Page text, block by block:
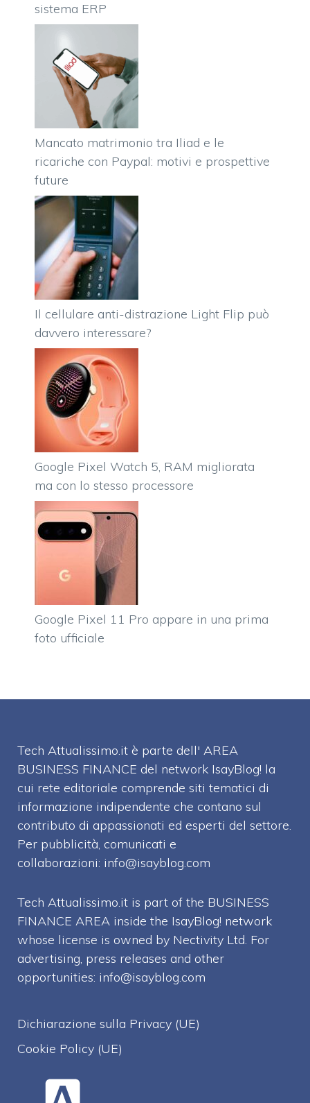
sistema ERP
Mancato matrimonio tra Iliad e le
ricariche con Paypal: motivi e prospettive
future
Il cellulare anti-distrazione Light Flip può
davvero interessare?
Google Pixel Watch 5, RAM migliorata
ma con lo stesso processore
Google Pixel 11 Pro appare in una prima
foto ufficiale
Tech Attualissimo.it è parte dell' AREA
BUSINESS FINANCE del network IsayBlog! la
cui rete editoriale comprende siti tematici di
informazione indipendente che contano sul
contributo di appassionati ed esperti del settore.
Per pubblicità, comunicati e
collaborazioni: info@isayblog.com
Tech Attualissimo.it is part of the BUSINESS
FINANCE AREA inside the IsayBlog! network
whose license is owned by Nectivity Ltd. For
advertising, press releases and other
opportunities: info@isayblog.com
Dichiarazione sulla Privacy (UE)
Cookie Policy (UE)